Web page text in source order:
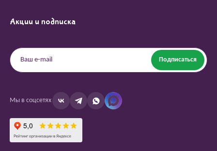
Акции и подписка
Подписаться
Мы в соцсетях